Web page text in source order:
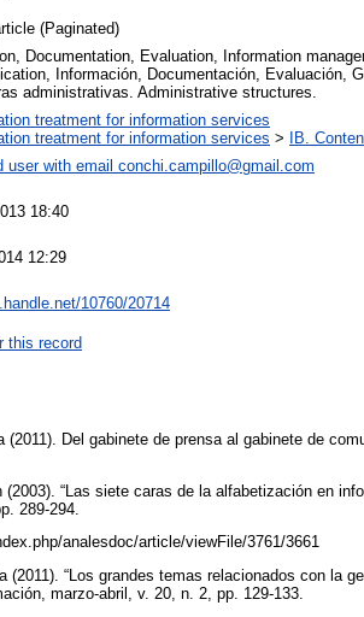
(Paginated)
Documentation, Evaluation, Information
Información, Documentación, Evaluación,
administrativas. Administrative structures.
treatment for information services
treatment for information services >
IB.
user with email conchi.campillo@gmail.com
18:40
12:29
10760/20714
this record
(2011). Del gabinete de prensa al gabinete de
“Las siete caras de la alfabetización en
289-294.
analesdoc/article/viewFile/3761/3661
(2011). “Los grandes temas relacionados con la
marzo-abril, v. 20, n. 2, pp. 129-133.